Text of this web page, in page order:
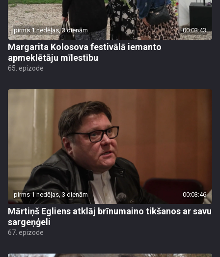
pirms 1 nedēļas, 3 dienām 00:03:43
Margarita Kolosova festivālā iemanto
apmeklētāju mīlestību
65. epizode
pirms 1 nedēļas, 3 dienām 00:03:46
Mārtiņš Egliens atklāj brīnumaino tikšanos ar savu
sargeņģeli
67. epizode